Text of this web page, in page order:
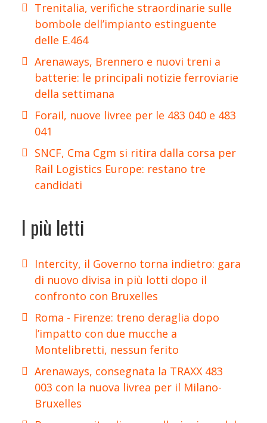
Trenitalia, verifiche straordinarie sulle
bombole dell’impianto estinguente
delle E.464
Arenaways, Brennero e nuovi treni a
batterie: le principali notizie ferroviarie
della settimana
Forail, nuove livree per le 483 040 e 483
041
SNCF, Cma Cgm si ritira dalla corsa per
Rail Logistics Europe: restano tre
candidati
I più letti
Intercity, il Governo torna indietro: gara
di nuovo divisa in più lotti dopo il
confronto con Bruxelles
Roma - Firenze: treno deraglia dopo
l’impatto con due mucche a
Montelibretti, nessun ferito
Arenaways, consegnata la TRAXX 483
003 con la nuova livrea per il Milano-
Bruxelles